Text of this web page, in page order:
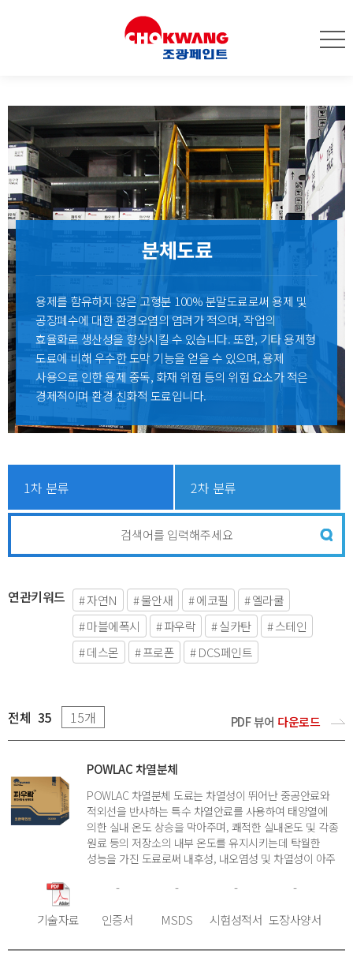
분체도료
용제를 함유하지 않은 고형분 100% 분말도료로써 용제 및
공장폐수에 대한 환경오염의 염려가 적으며, 작업의
효율화로 생산성을 향상시킬 수 있습니다. 또한, 기타 용제형
도료에 비해 우수한 도막 기능을 얻을 수 있으며, 용제
사용으로 인한 용제 중독, 화재 위험 등의 위험 요소가 적은
경제적이며 환경 친화적 도료입니다.
연관키워드 # 자연N # 물안새 # 에코필
# 엘라쿨
# 마블에폭시
# 파우락 # 실카탄
# 스테인
# 데스몬
# 프로폰 # DCS페인트
전체 35 PDF 뷰어 다운로드
POWLAC 차열분체
POWLAC 차열분체 도료는 차열성이 뛰어난 중공안료와
적외선을 반사하는 특수 차열안료를 사용하여 태양열에
의한 실내 온도 상승을 막아주며, 쾌적한 실내온도 및 각종
원료 등의 저장소의 내부 온도를 유지시키는데 탁월한
성능을 가진 도료로써 내후성, 내오염성 및 차열성이 아주
기술자료
-
인증서
-
MSDS
-
시험성적서
-
도장사양서